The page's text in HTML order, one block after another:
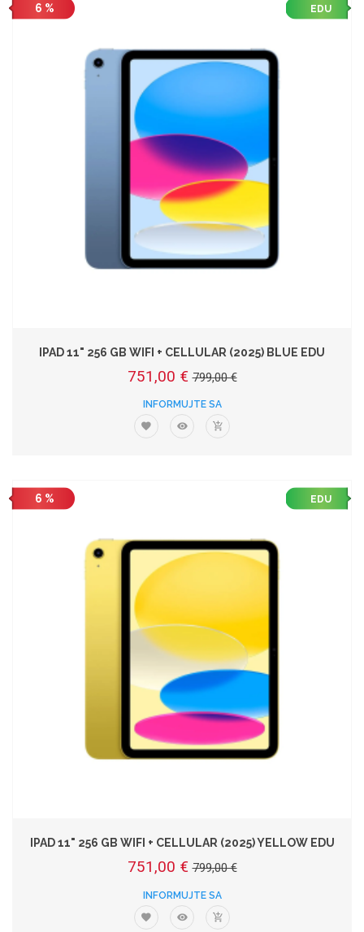
6 % EDU
IPAD 11" 256 GB WIFI + CELLULAR (2025) BLUE EDU
751,00 € 799,00 €
INFORMUJTE SA
6 % EDU
IPAD 11" 256 GB WIFI + CELLULAR (2025) YELLOW EDU
751,00 € 799,00 €
INFORMUJTE SA